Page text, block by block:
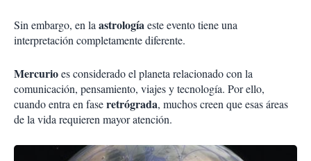
Sin embargo, en laastrologíaeste evento tiene una
interpretación completamente diferente.
Mercurioes considerado el planeta relacionado con la
comunicación, pensamiento, viajes y tecnología. Por ello,
cuando entra en faseretrógrada, muchos creen que esas áreas
de la vida requieren mayor atención.